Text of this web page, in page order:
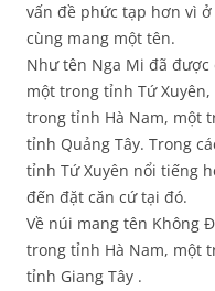
vấn đề phức tạp hơn vì
cùng mang một tên.
Như tên Nga Mi đã
một trong tỉnh Tứ
trong tỉnh Hà Nam, một
tỉnh Quảng Tây. Trong
tỉnh Tứ Xuyên nổi tiếng
đến đặt căn cứ tại đó.
Về núi mang tên Không
trong tỉnh Hà Nam, một
tỉnh Giang Tây .